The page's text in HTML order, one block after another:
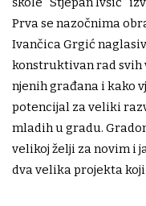
Prva se nazočnima
Ivančica Grgić
konstruktivan rad svih
njenih građana i kako
potencijal za veliki
mladih u gradu.
velikoj želji za novim i
dva velika projekta